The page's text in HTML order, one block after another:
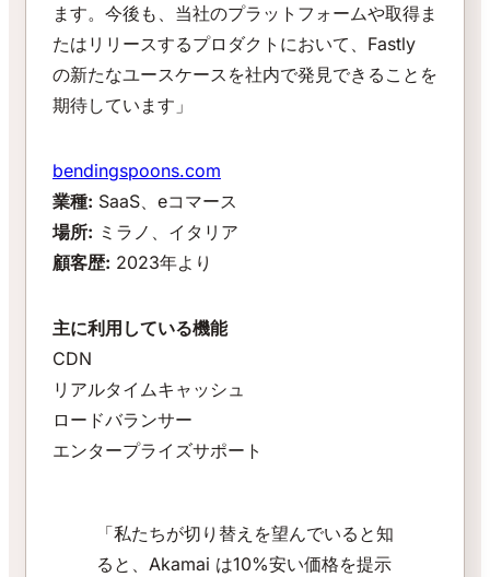
ます。今後も、当社のプラットフォームや取得ま
たはリリースするプロダクトにおいて、Fastly
の新たなユースケースを社内で発見できることを
期待しています」
bendingspoons.com
業種: SaaS、eコマース
場所: ミラノ、イタリア
顧客歴: 2023年より
主に利用している機能
CDN
リアルタイムキャッシュ
ロードバランサー
エンタープライズサポート
「私たちが切り替えを望んでいると知
ると、Akamai は10%安い価格を提示